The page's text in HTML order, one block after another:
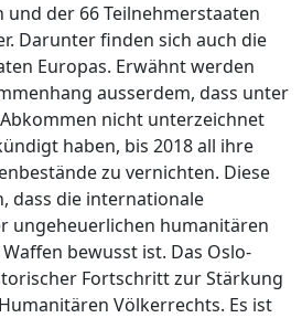
der 66 Teilnehmerstaaten
Darunter finden sich auch die
Europas. Erwähnt werden
ausserdem, dass unter
nicht unterzeichnet
haben, bis 2018 all ihre
zu vernichten. Diese
dass die internationale
ungeheuerlichen humanitären
bewusst ist. Das Oslo-
Fortschritt zur Stärkung
Völkerrechts. Es ist